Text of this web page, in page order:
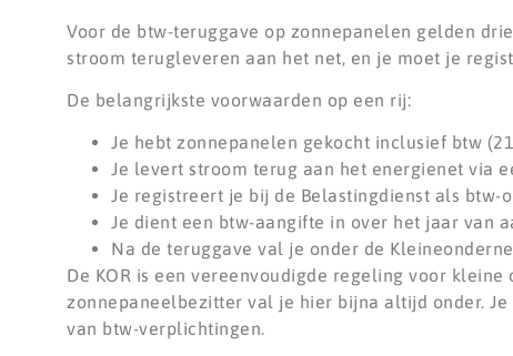
Voor de btw-teruggave op zonnepanelen gelden
stroom terugleveren aan het net, en je moet je
De belangrijkste voorwaarden op een rij:
Je hebt zonnepanelen gekocht inclusief btw
Je levert stroom terug aan het energienet via
Je registreert je bij de Belastingdienst als
Je dient een btw-aangifte in over het jaar van
Na de teruggave val je onder de
De KOR is een vereenvoudigde regeling voor
zonnepaneelbezitter val je hier bijna altijd onder.
van btw-verplichtingen.